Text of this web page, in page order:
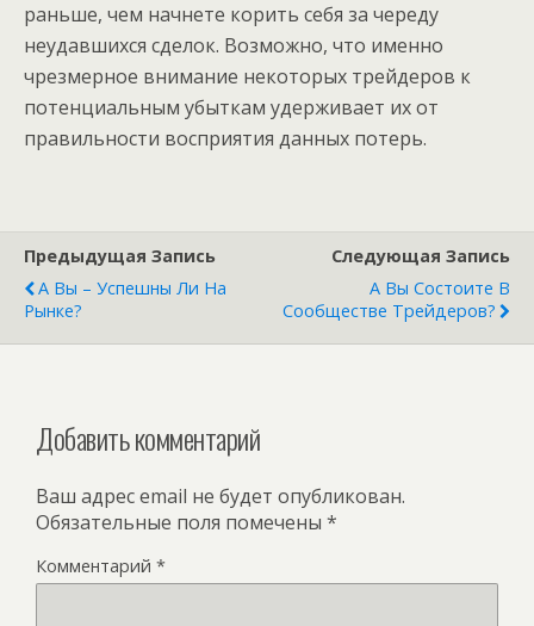
раньше, чем начнете корить себя за череду
неудавшихся сделок. Возможно, что именно
чрезмерное внимание некоторых трейдеров к
потенциальным убыткам удерживает их от
правильности восприятия данных потерь.
Предыдущая Запись
А Вы – Успешны Ли На
Рынке?
Следующая Запись
А Вы Состоите В
Сообществе Трейдеров?
Добавить комментарий
Ваш адрес email не будет опубликован.
Обязательные поля помечены *
Комментарий *